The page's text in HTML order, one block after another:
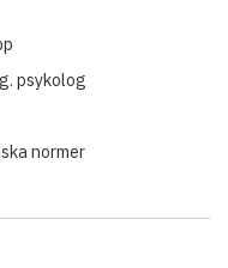
psykolog
normer